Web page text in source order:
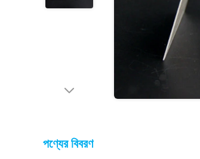
পণ্যের বিবরণ